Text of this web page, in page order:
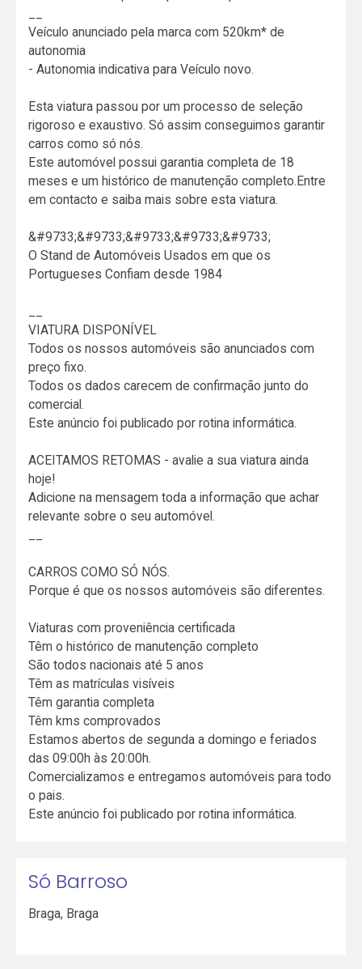
Veículo anunciado pela marca com 520km* de
autonomia
- Autonomia indicativa para Veículo novo.
Esta viatura passou por um processo de seleção
rigoroso e exaustivo. Só assim conseguimos garantir
carros como só nós.
Este automóvel possui garantia completa de 18
meses e um histórico de manutenção completo.Entre
em contacto e saiba mais sobre esta viatura.
&#9733;&#9733;&#9733;&#9733;&#9733;
O Stand de Automóveis Usados em que os
Portugueses Confiam desde 1984
VIATURA DISPONÍVEL
Todos os nossos automóveis são anunciados com
preço fixo.
Todos os dados carecem de confirmação junto do
comercial.
Este anúncio foi publicado por rotina informática.
ACEITAMOS RETOMAS - avalie a sua viatura ainda
hoje!
Adicione na mensagem toda a informação que achar
relevante sobre o seu automóvel.
CARROS COMO SÓ NÓS.
Porque é que os nossos automóveis são diferentes.
Viaturas com proveniência certificada
Têm o histórico de manutenção completo
São todos nacionais até 5 anos
Têm as matrículas visíveis
Têm garantia completa
Têm kms comprovados
Estamos abertos de segunda a domingo e feriados
das 09:00h às 20:00h.
Comercializamos e entregamos automóveis para todo
o pais.
Este anúncio foi publicado por rotina informática.
Só Barroso
Braga, Braga